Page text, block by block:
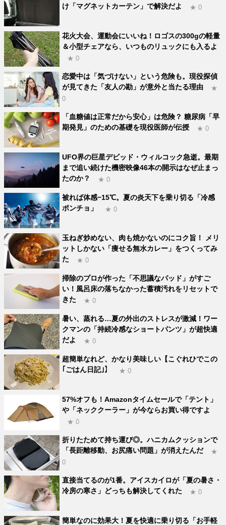
け「マグネットカーテン」で解決だよ
★ 0
花火大会、運動会にいいね！ロゴスの300gの軽量
＆小型チェアなら、いつものリュックにも入るよ
★ 0
恋愛中は「気づけない」という危険も。現役探偵
が見てきた「友人の勘」が意外と当たる理由
★
0
「血糖値は正常だから安心」は危険？ 糖尿病「早
期発見」のための基礎を現役医師が伝授
★ 0
UFO界の巨星デビッド・ウィルコック急逝。最期
まで追い続けた機密映像46本の開示はなぜ止まっ
たのか？
★ 0
被れば体感−15℃。夏の炎天下を乗り切る「冷感
ポンチョ」
★ 0
玉ねぎ炒めない、肉も焼かないのにコク旨！ メリ
ットしかない「痩せる無水カレー」をつくってみ
た
★ 0
掃除のプロが作った「不思議なパッド」がすご
い！風呂床の落ちなかった蓄積汚れをリセットで
きた
★ 0
暑い、蒸れる…夏の外出のストレスが激減！ワー
クマンの「持続冷感なショートパンツ」が超快適
だよ
★ 0
超簡単なれど、かなり美味しい【こぐれひでこの
｢ごはん日記｣】
★ 0
57%オフも！Amazonタイムセールで「テント」
や「ネッククーラー」が今ならお買い得ですよ
★ 0
折りたためて持ち運び◎。ハニカムクッションで
「長距離移動、お尻痛い問題」が消えたんだ
★
0
直接当てるのが1番。アイスカイロが「夏の暑さ・
冷房の寒さ」どっちも解決してくれた
★ 0
簡単なのに効果大！夏を快適に乗り切る「お手軽